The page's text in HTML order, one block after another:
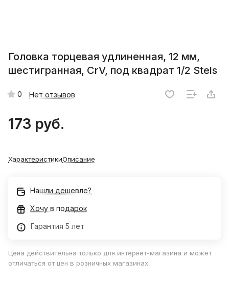
Головка торцевая удлиненная, 12 мм,
шестигранная, CrV, под квадрат 1/2 Stels
0 Нет отзывов
173 руб.
ХарактеристикиОписание
Нашли дешевле?
Хочу в подарок
Гарантия 5 лет
Цена действительна только для интернет-магазина и может
отличаться от цен в розничных магазинах